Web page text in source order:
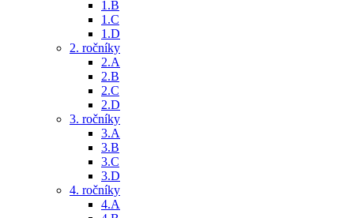
1.B
1.C
1.D
2. ročníky
2.A
2.B
2.C
2.D
3. ročníky
3.A
3.B
3.C
3.D
4. ročníky
4.A